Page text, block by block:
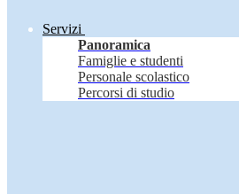
Servizi
Panoramica
Famiglie e studenti
Personale scolastico
Percorsi di studio